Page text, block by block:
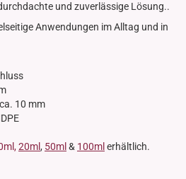
und zuverlässige Lösung..
Anwendungen im Alltag und in
10 mm
20ml, 50ml & 100ml erhältlich.